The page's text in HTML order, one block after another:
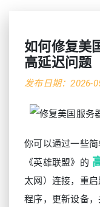
如何修复美
高延迟问题
发布日期：2026-
你可以通过一些
《英雄联盟》的
太网）连接，重
程序，更新设备